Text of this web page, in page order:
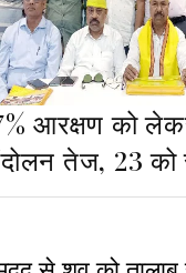
आरक्षण को
तेज, 23 को
रोजगार दो’